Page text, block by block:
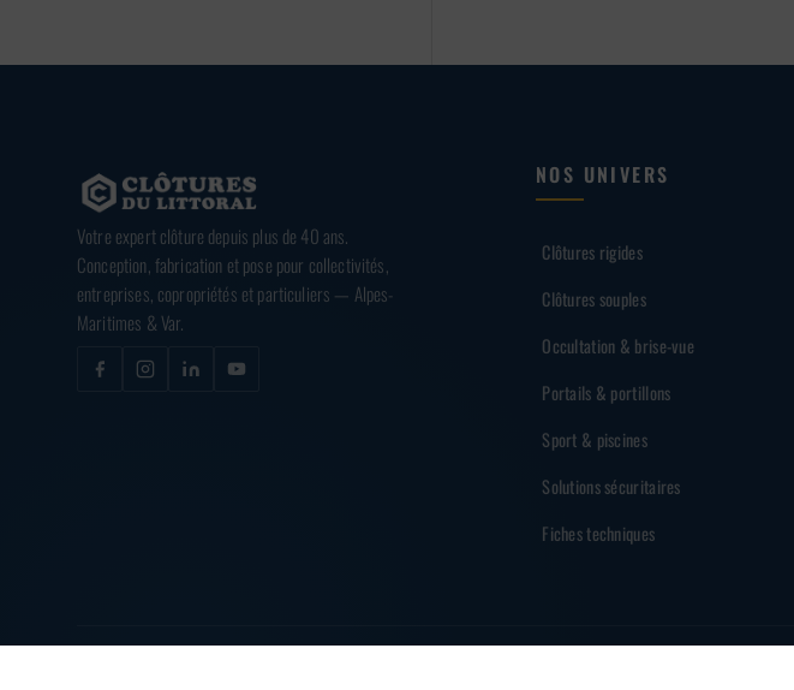
Votre expert clôture depuis plus de 40 ans.
Conception, fabrication et pose pour collectivités,
entreprises, copropriétés et particuliers — Alpes-
Maritimes & Var.
NOS UNIVERS
Clôtures rigides
Clôtures souples
Occultation & brise-vue
Portails & portillons
Sport & piscines
Solutions sécuritaires
Fiches techniques